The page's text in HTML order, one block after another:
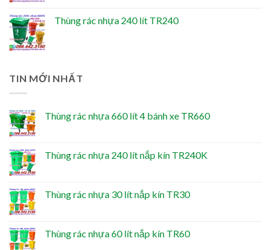
Thùng rác nhựa 240 lít TR240
TIN MỚI NHẤT
Thùng rác nhựa 660 lít 4 bánh xe TR660
Thùng rác nhựa 240 lít nắp kín TR240K
Thùng rác nhựa 30 lít nắp kín TR30
Thùng rác nhựa 60 lít nắp kín TR60